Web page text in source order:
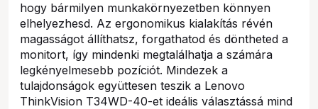
hogy bármilyen munkakörnyezetben könnyen
elhelyezhesd. Az ergonomikus kialakítás révén
magasságot állíthatsz, forgathatod és döntheted a
monitort, így mindenki megtalálhatja a számára
legkényelmesebb pozíciót. Mindezek a
tulajdonságok együttesen teszik a Lenovo
ThinkVision T34WD-40-et ideális választássá mind